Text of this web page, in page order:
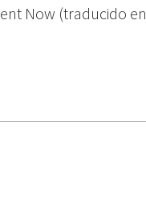
Now (traducido en